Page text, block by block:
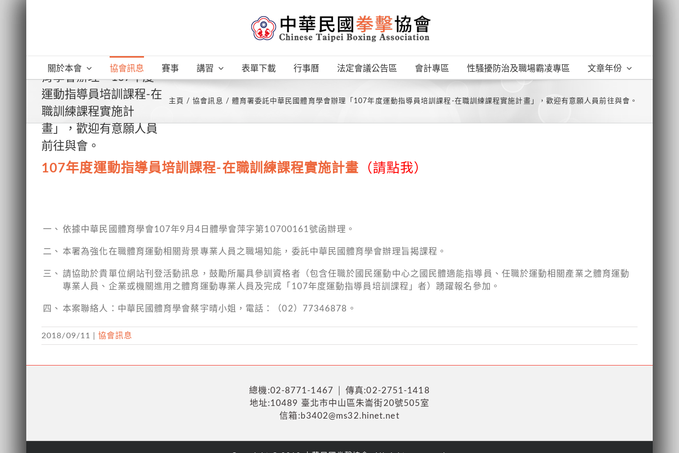
關於本會 協會訊息 賽事 講習 表單下載 行事曆 法定會議公告區 會計專區 性騷擾防治及職場霸凌專區 文章年份
體育署委託中華民國體
育學會辦理「107年度
運動指導員培訓課程-在
職訓練課程實施計
畫」，歡迎有意願人員
前往與會。
主頁 協會訊息 體育署委託中華民國體育學會辦理「107年度運動指導員培訓課程-在職訓練課程實施計畫」，歡迎有意願人員前往與會。
107年度運動指導員培訓課程-在職訓練課程實施計畫 （請點我）
一、 依據中華民國體育學會107年9月4日體學會萍字第10700161號函辦理。
二、 本署為強化在職體育運動相關背景專業人員之職場知能，委託中華民國體育學會辦理旨揭課程。
三、 請協助於貴單位網站刊登活動訊息，鼓勵所屬具參訓資格者（包含任職於國民運動中心之國民體適能指導員、任職於運動相關產業之體育運動
專業人員、企業或機關進用之體育運動專業人員及完成「107年度運動指導員培訓課程」者）踴躍報名參加。
四、 本案聯絡人：中華民國體育學會蔡宇晴小姐，電話：（02）77346878。
2018/09/11 協會訊息
總機:02-8771-1467 │ 傳真:02-2751-1418
地址:10489 臺北市中山區朱崙街20號505室
信箱:b3402@ms32.hinet.net